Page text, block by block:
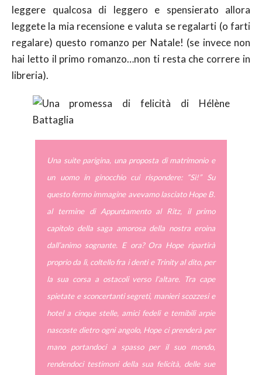
leggere qualcosa di leggero e spensierato allora
leggete la mia recensione e valuta se regalarti (o farti
regalare) questo romanzo per Natale! (se invece non
hai letto il primo romanzo…non ti resta che correre in
libreria).
Una suite parigina, una proposta di matrimonio e
un uomo in ginocchio cui rispondere: “Sì!” Su
questo fermo immagine avevamo lasciato Hope B.
al termine di Appuntamento al Ritz, il primo
capitolo della saga amorosa della nostra eroina
dall’animo sognante. E ora? Ora Hope ripartirà
proprio da lì, coltello fra i denti e Trinity al dito, per
la sua corsa a ostacoli verso l’altare. Tra cape
spietate e sconcertanti segreti, manieri scozzesi e
hotel a cinque stelle, amici fedeli e temibili arpie
nascoste dietro ogni angolo, Hope ci prenderà per
mano portandoci a spasso per il suo mondo,
rendendoci testimoni della sua felicità, delle sue